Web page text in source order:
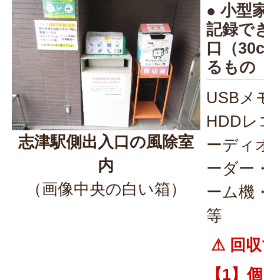
志津駅側出入口の風除室
内
（画像中央の白い箱）
● 小型
記録で
口（
るもの
USBメ
HDDレ
ーディ
ーダー
ーム機
等
⚠ 回
【1】